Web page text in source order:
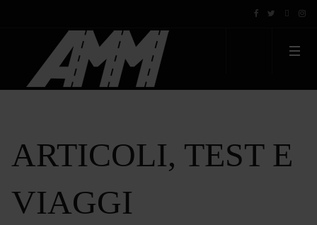
ARTICOLI, TEST E
VIAGGI